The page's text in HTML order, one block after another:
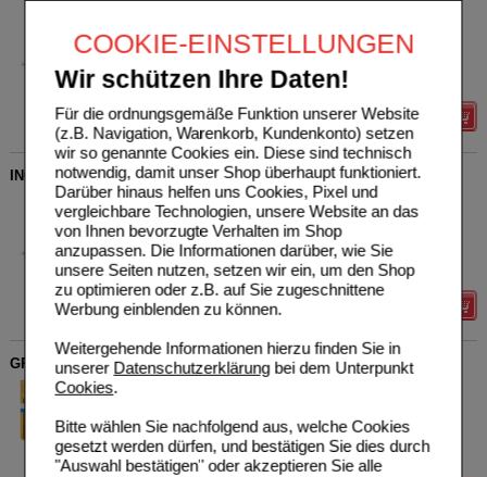
COOKIE-EINSTELLUNGEN
Wir schützen Ihre Daten!
Für die ordnungsgemäße Funktion unserer Website
(z.B. Navigation, Warenkorb, Kundenkonto) setzen
wir so genannte Cookies ein. Diese sind technisch
notwendig, damit unser Shop überhaupt funktioniert.
Darüber hinaus helfen uns Cookies, Pixel und
vergleichbare Technologien, unsere Website an das
von Ihnen bevorzugte Verhalten im Shop
anzupassen. Die Informationen darüber, wie Sie
unsere Seiten nutzen, setzen wir ein, um den Shop
zu optimieren oder z.B. auf Sie zugeschnittene
Werbung einblenden zu können.
Weitergehende Informationen hierzu finden Sie in
unserer Datenschutzerklärungbei dem Unterpunkt
Cookies.
Bitte wählen Sie nachfolgend aus, welche Cookies
gesetzt werden dürfen, und bestätigen Sie dies durch
"Auswahl bestätigen" oder akzeptieren Sie alle
30g Kaugummi Unser Preis *
Grundpreis
Details
INGWER GINJER Kaugummi Honig
Hager Pharma GmbH
14300591
30g Kaugummi
UVP**
Unser Preis*
Sie sparen
Grundpreis
105,33 €
GRETHERS Blackcurrant Gold zh.Past.Beutel Refill
Hager Pharma GmbH
110g Pastillen Unser Preis*
Sie sparen 1,70 €
Grundpreis